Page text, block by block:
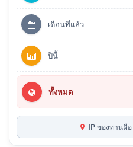
เดือนที่แล้ว
ปีนี้
ทั้งหมด
IP ของท่านคือ